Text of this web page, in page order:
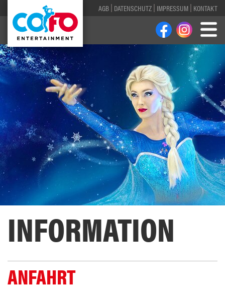
AGB DATENSCHUTZ IMPRESSUM KONTAKT
INFORMATION
ANFAHRT